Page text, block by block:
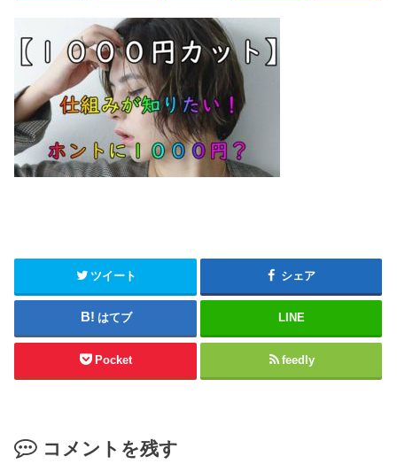
ツイート シェア
はてブ LINE
Pocket feedly
コメントを残す